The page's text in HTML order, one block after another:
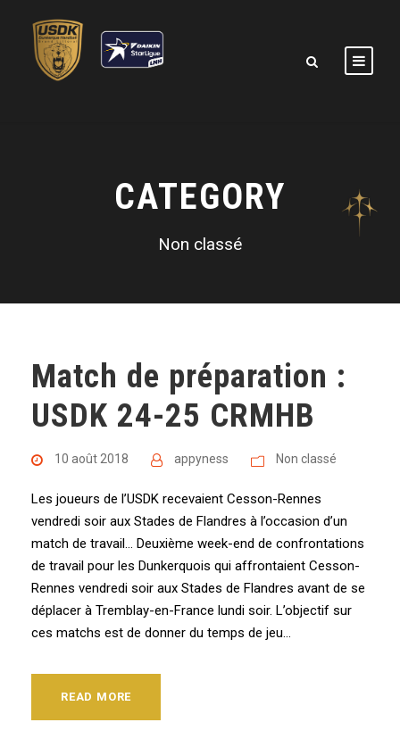
CATEGORY
Non classé
Match de préparation :
USDK 24-25 CRMHB
10 août 2018 appyness Non classé
Les joueurs de l’USDK recevaient Cesson-Rennes
vendredi soir aux Stades de Flandres à l’occasion d’un
match de travail… Deuxième week-end de confrontations
de travail pour les Dunkerquois qui affrontaient Cesson-
Rennes vendredi soir aux Stades de Flandres avant de se
déplacer à Tremblay-en-France lundi soir. L’objectif sur
ces matchs est de donner du temps de jeu...
READ MORE